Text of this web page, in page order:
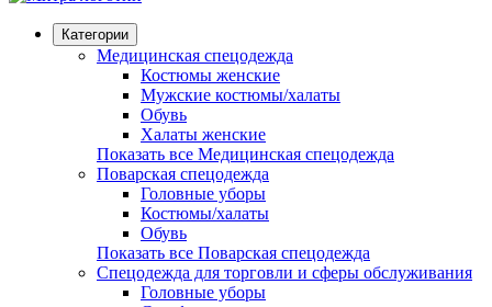
Категории
Медицинская спецодежда
Костюмы женские
Мужские костюмы/халаты
Обувь
Халаты женские
Показать все Медицинская спецодежда
Поварская спецодежда
Головные уборы
Костюмы/халаты
Обувь
Показать все Поварская спецодежда
Спецодежда для торговли и сферы обслуживания
Головные уборы